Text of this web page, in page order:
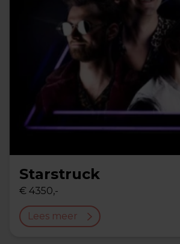
Starstruck
€ 4350,-
Lees meer